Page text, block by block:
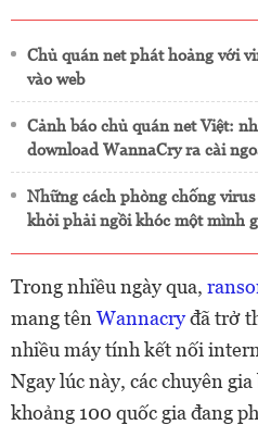
Chủ quán net phát hoảng với
vào web
Cảnh báo chủ quán net Việt:
download WannaCry ra cài
Những cách phòng chống
khỏi phải ngồi khóc một mình
Trong nhiều ngày qua,
mang tên Wannacryđã trở
nhiều máy tính kết nối
Ngay lúc này, các chuyên
khoảng 100 quốc gia đang